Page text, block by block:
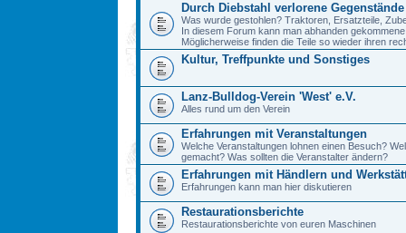
Durch Diebstahl verlorene Gegenstände
Was wurde gestohlen? Traktoren, Ersatzteile,
In diesem Forum kann man abhanden
Möglicherweise finden die Teile so wieder ihren
Kultur, Treffpunkte und Sonstiges
Lanz-Bulldog-Verein 'West' e.V.
Alles rund um den Verein
Erfahrungen mit Veranstaltungen
Welche Veranstaltungen lohnen einen Besuch?
gemacht? Was sollten die Veranstalter ändern?
Erfahrungen mit Händlern und
Erfahrungen kann man hier diskutieren
Restaurationsberichte
Restaurationsberichte von euren Maschinen